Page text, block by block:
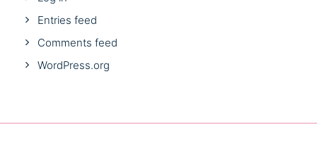
Entries feed
Comments feed
WordPress.org